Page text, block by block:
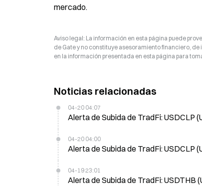
mercado.
Aviso legal: La información en esta página puede
de Gate y no constituye asesoramiento financiero,
en la información presentada en esta página para
Noticias relacionadas
04-20 04:07
Alerta de Subida de TradFi: USDCLP
04-20 04:00
Alerta de Subida de TradFi: USDCLP
04-19 23:01
Alerta de Subida de TradFi: USDTHB